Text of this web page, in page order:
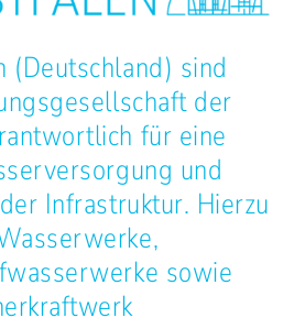
(Deutschland) sind
der
für eine
und
Infrastruktur. Hierzu
sowie